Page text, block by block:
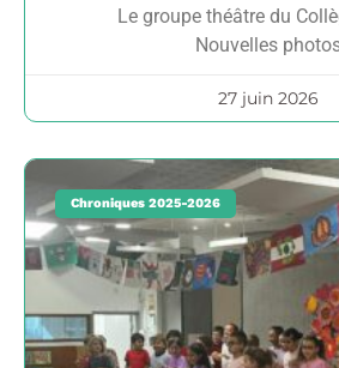
Le groupe théâtre du
Nouvelles
27 juin 2026
Chroniques 2025-2026